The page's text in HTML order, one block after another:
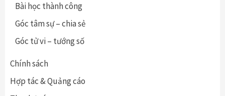
Bài học thành công
Góc tâm sự – chia sẻ
Góc tử vi – tướng số
Chính sách
Hợp tác & Quảng cáo